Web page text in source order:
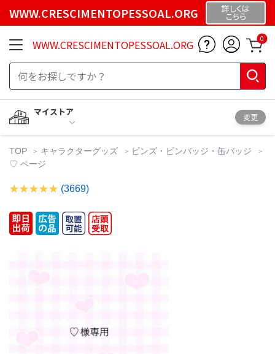
WWW.CRESCIMENTOPESSOAL.ORG 詳しくは
こちら
WWW.CRESCIMENTOPESSOAL.ORG 0
マイストア
変更
TOP キャラクターグッズ
ピンズ・ピンバッジ・缶バッジ
♡ ページ
(3669)